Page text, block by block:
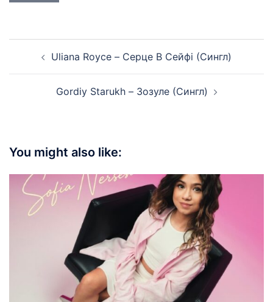
navigationUliana Royce – Серце В Сейфі (Сингл)
Gordiy Starukh – Зозуле (Сингл)
You might also like: